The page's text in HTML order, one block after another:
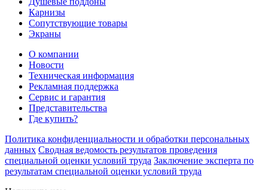
Карнизы
Сопутствующие товары
Экраны
О компании
Новости
Техническая информация
Рекламная поддержка
Сервис и гарантия
Представительства
Где купить?
Политика конфиденциальности и обработки персональных
данных Сводная ведомость результатов проведения
специальной оценки условий труда Заключение эксперта по
результатам специальной оценки условий труда